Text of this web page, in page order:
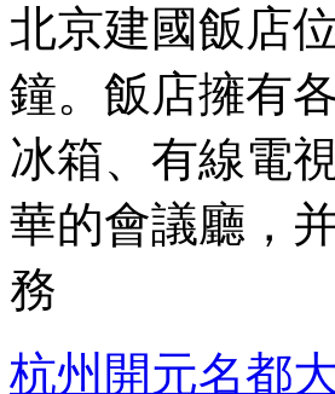
北京建國飯店
鐘。飯店擁有
冰箱、有線電
華的會議廳，
務
杭州開元名都